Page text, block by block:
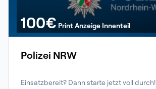
100€ Print Anzeige Innenteil
Polizei NRW
Einsatzbereit? Dann starte jetzt voll durch!